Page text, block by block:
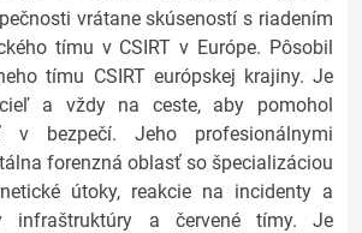
vrátane skúseností s riadením
tímu v CSIRT v Európe. Pôsobil
tímu CSIRT európskej krajiny. Je
a vždy na ceste, aby pomohol
v bezpečí. Jeho profesionálnymi
forenzná oblasť so špecializáciou
útoky, reakcie na incidenty a
infraštruktúry a červené tímy. Je